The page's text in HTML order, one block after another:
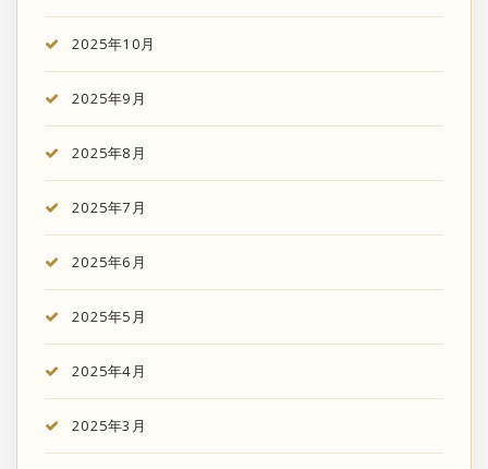
2025年10月
2025年9月
2025年8月
2025年7月
2025年6月
2025年5月
2025年4月
2025年3月